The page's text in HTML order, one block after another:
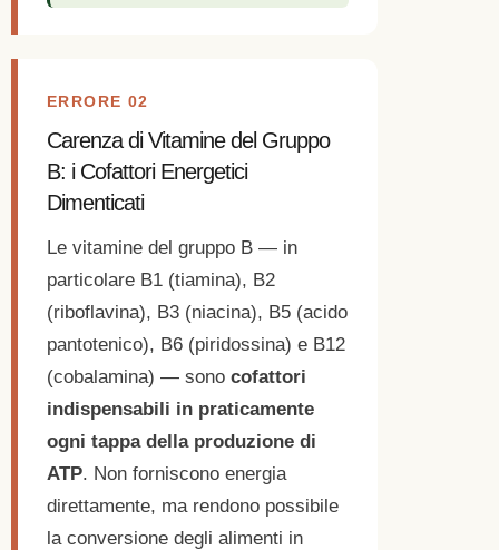
ERRORE 02
Carenza di Vitamine del Gruppo
B: i Cofattori Energetici
Dimenticati
Le vitamine del gruppo B — in
particolare B1 (tiamina), B2
(riboflavina), B3 (niacina), B5 (acido
pantotenico), B6 (piridossina) e B12
(cobalamina) — sono cofattori
indispensabili in praticamente
ogni tappa della produzione di
ATP. Non forniscono energia
direttamente, ma rendono possibile
la conversione degli alimenti in